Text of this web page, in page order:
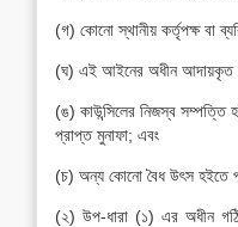
(গ) কোনো স্থানীয় কর্তৃপক্ষ বা
(ঘ) এই আইনের অধীন আদায়কৃত
(ঙ) কাউন্সিলের নিজস্ব
প্রাপ্ত মুনাফা; এবং
(চ) অন্য কোনো বৈধ উৎস হইতে
(২) উপ-ধারা (১) এর অধীন